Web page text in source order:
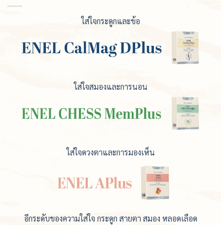
ใส่ใจกระดูกและข้อ
ใส่ใจสมองและการนอน
ใส่ใจดวงตาและการมองเห็น
อีกระดับของความใส่ใจ กระดูก สายตา สมอง หลอดเลือด